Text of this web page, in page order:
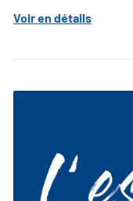
Voir en détails